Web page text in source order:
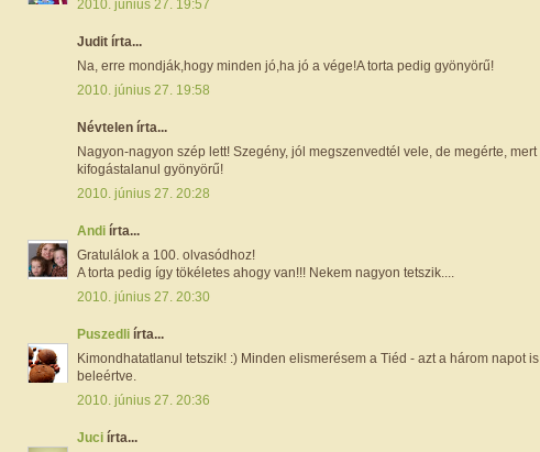
2010. június 27. 19:57
Judit írta...
Na, erre mondják,hogy minden jó,ha jó a vége!A torta pedig gyönyörű!
2010. június 27. 19:58
Névtelen írta...
Nagyon-nagyon szép lett! Szegény, jól megszenvedtél vele, de megérte, mert
kifogástalanul gyönyörű!
2010. június 27. 20:28
Andi írta...
Gratulálok a 100. olvasódhoz!
A torta pedig így tökéletes ahogy van!!! Nekem nagyon tetszik....
2010. június 27. 20:30
Puszedli írta...
Kimondhatatlanul tetszik! :) Minden elismerésem a Tiéd - azt a három napot is
beleértve.
2010. június 27. 20:36
Juci írta...